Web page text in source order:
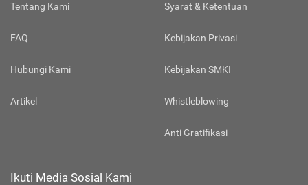
Tentang Kami
FAQ
Hubungi Kami
Artikel
Syarat & Ketentuan
Kebijakan Privasi
Kebijakan SMKI
Whistleblowing
Anti Gratifikasi
Ikuti Media Sosial Kami